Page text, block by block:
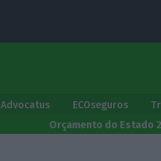
Advocatus ECOseguros
Orçamento do Estado